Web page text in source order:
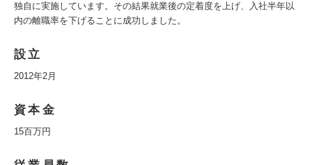
独自に実施しています。その結果就業後の定着度を上げ、入社半年以
内の離職率を下げることに成功しました。
設立
2012年2月
資本金
15百万円